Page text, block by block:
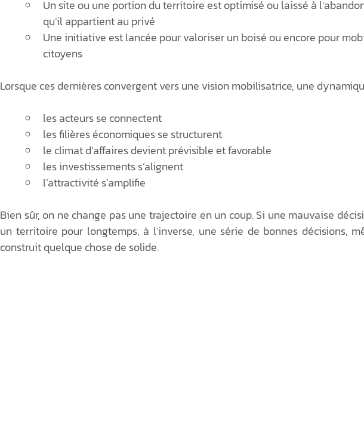
Un site ou une portion du territoire est optimisé ou laissé à
qu’il appartient au privé
Une initiative est lancée pour valoriser un boisé ou encore pour
citoyens
Lorsque ces dernières convergent vers une vision mobilisatrice, une
les acteurs se connectent
les filières économiques se structurent
le climat d’affaires devient prévisible et favorable
les investissements s’alignent
l’attractivité s’amplifie
Bien sûr, on ne change pas une trajectoire en un coup. Si une mauvaise
un territoire pour longtemps, à l’inverse, une série de bonnes décisions,
construit quelque chose de solide.